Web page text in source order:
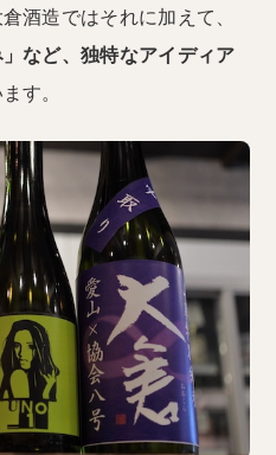
酒造ではそれに加えて、
など、独特なアイディア
す。